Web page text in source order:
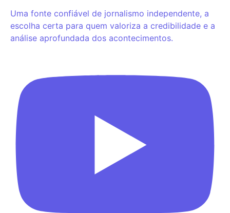
Uma fonte confiável de jornalismo independente, a
escolha certa para quem valoriza a credibilidade e a
análise aprofundada dos acontecimentos.